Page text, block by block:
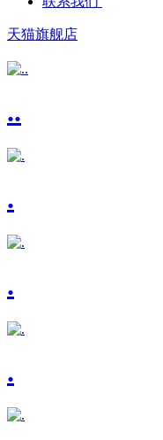
天猫旗舰店
..
.
.
.